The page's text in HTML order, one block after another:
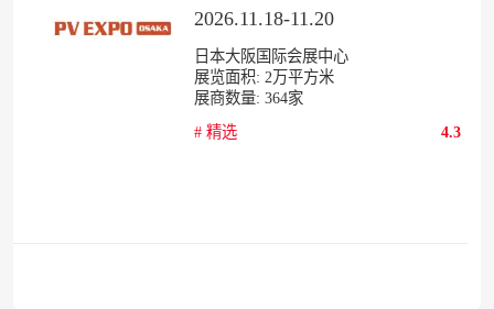
2026.11.18-11.20
日本大阪国际会展中心
展览面积: 2 万平方米
展商数量: 364家
# 精选 4.3